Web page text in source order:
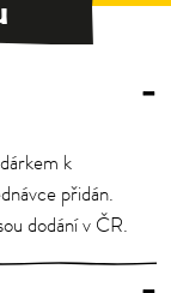
–
k
přidán.
dodání v ČR.